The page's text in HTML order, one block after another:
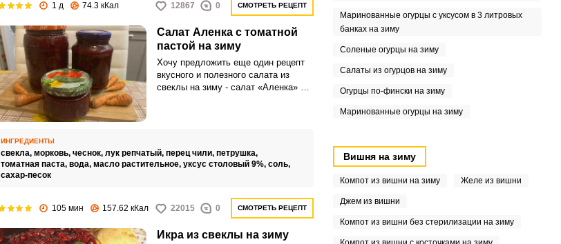
1 д 74.3 кКал 12867 0 СМОТРЕТЬ РЕЦЕПТ
Салат Аленка с томатной
пастой на зиму
Хочу предложить еще один рецепт
вкусного и полезного салата из
свеклы на зиму - салат «Аленка» с
самостоятельной закуски.
ИНГРЕДИЕНТЫ
свекла, морковь, чеснок, лук репчатый, перец чили, петрушка,
томатная паста, вода, масло растительное, уксус столовый 9%, соль,
сахар-песок
105 мин 157.62 кКал 22015 0 СМОТРЕТЬ РЕЦЕПТ
Икра из свеклы на зиму
Маринованные огурцы с уксусом в 3 литровых
банках на зиму
Соленые огурцы на зиму
Салаты из огурцов на зиму
Огурцы по-фински на зиму
Маринованные огурцы на зиму
Вишня на зиму
Компот из вишни на зиму Желе из вишни
Джем из вишни
Компот из вишни без стерилизации на зиму